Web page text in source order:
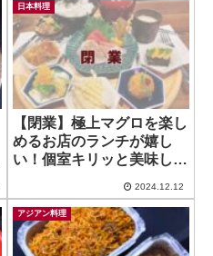
日本料理
【閉業】極上マグロを楽し
めるお店のランチが嬉し
い！個室キリッと美味しい
♪~ SHOKU
2024.12.12
アジアン料理